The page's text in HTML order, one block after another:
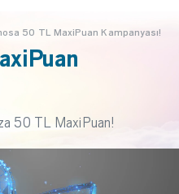
50 TL MaxiPuan Kampanyası!
50 TL MaxiPuan!